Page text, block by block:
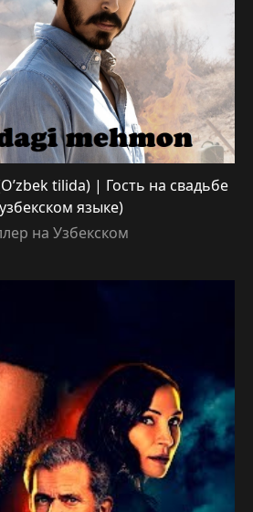
tilida) | Гость на свадьбе
языке)
на Узбекском